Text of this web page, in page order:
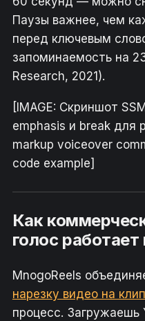
Паузы важнее, чем
перед ключевым
запоминаемость на
Research, 2021).
[IMAGE: Скриншот
emphasis и break для
markup voiceover
code example]
Как
голос
MnogoReels
нарезку видео на
процесс. Загружаешь